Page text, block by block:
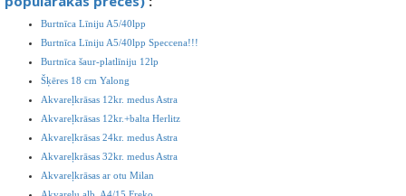
Burtnīca Līniju A5/40lpp
Burtnīca Līniju A5/40lpp Speccena!!!
Burtnīca šaur-platlīniju 12lp
Šķēres 18 cm Yalong
Akvareļkrāsas 12kr. medus Astra
Akvareļkrāsas 12kr.+balta Herlitz
Akvareļkrāsas 24kr. medus Astra
Akvareļkrāsas 32kr. medus Astra
Akvareļkrāsas ar otu Milan